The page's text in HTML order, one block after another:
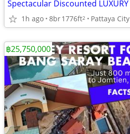
1h ago 8br1776ft2 Pattaya City
฿25,750,000